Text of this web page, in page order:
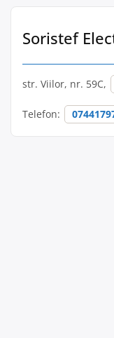
Soristef
str. Viilor, nr. 59C,
Telefon: